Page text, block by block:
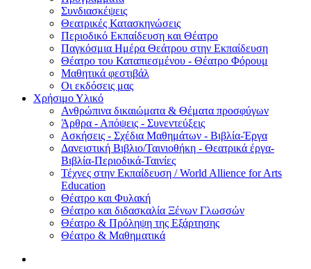
Συνδιασκέψεις
Θεατρικές Κατασκηνώσεις
Περιοδικό Εκπαίδευση και Θέατρο
Παγκόσμια Ημέρα Θεάτρου στην Εκπαίδευση
Θέατρο του Καταπιεσμένου - Θέατρο Φόρουμ
Μαθητικά φεστιβάλ
Οι εκδόσεις μας
Χρήσιμο Υλικό
Ανθρώπινα δικαιώματα & Θέματα προσφύγων
Άρθρα - Απόψεις - Συνεντεύξεις
Ασκήσεις - Σχέδια Μαθημάτων - Βιβλία-Έργα
Δανειστική Βιβλιο/Ταινιοθήκη - Θεατρικά έργα-
Βιβλία-Περιοδικά-Ταινίες
Τέχνες στην Εκπαίδευση / World Allience for Arts
Education
Θέατρο και Φυλακή
Θέατρο και διδασκαλία Ξένων Γλωσσών
Θέατρο & Πρόληψη της Εξάρτησης
Θέατρο & Μαθηματικά